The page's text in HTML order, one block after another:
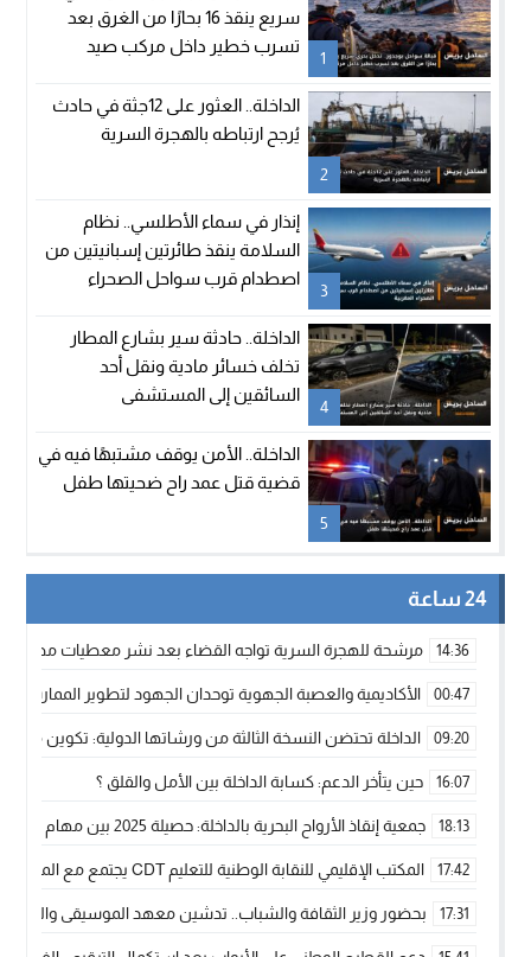
1
سريع ينقذ 16 بحارًا من الغرق بعد
تسرب خطير داخل مركب صيد
2
الداخلة.. العثور على 12جثة في حادث
يُرجح ارتباطه بالهجرة السرية
3
إنذار في سماء الأطلسي.. نظام
السلامة ينقذ طائرتين إسبانيتين من
اصطدام قرب سواحل الصحراء
4
الداخلة.. حادثة سير بشارع المطار
تخلف خسائر مادية ونقل أحد
السائقين إلى المستشفى
5
الداخلة.. الأمن يوقف مشتبهًا فيه في
قضية قتل عمد راح ضحيتها طفل
24 ساعة
14:36 مرشحة للهجرة السرية تواجه القضاء بعد نشر معطيات مضللة
00:47 الأكاديمية والعصبة الجهوية توحدان الجهود لتطوير الممارسة
09:20 الداخلة تحتضن النسخة الثالثة من ورشاتها الدولية: تكوين
16:07 حين يتأخر الدعم: كسابة الداخلة بين الأمل والقلق ؟
18:13 جمعية إنقاذ الأرواح البحرية بالداخلة: حصيلة 2025 بين مهام الإنقاذ ومشروع “دار البحار”
17:42 المكتب الإقليمي للنقابة الوطنية للتعليم CDT يجتمع مع المدير الإقليمي لمناقشة ملفات جوهرية لنساء ورجال التعليم
17:31 بحضور وزير الثقافة والشباب.. تدشين معهد الموسيقى والفنون